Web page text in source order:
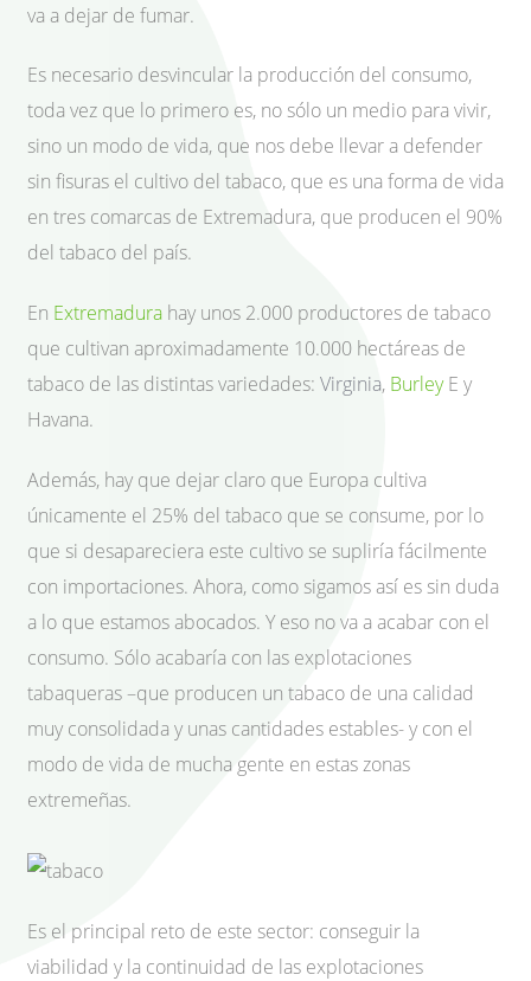
va a dejar de fumar.
Es necesario desvincular la producción del consumo,
toda vez que lo primero es, no sólo un medio para vivir,
sino un modo de vida, que nos debe llevar a defender
sin fisuras el cultivo del tabaco, que es una forma de vida
en tres comarcas de Extremadura, que producen el 90%
del tabaco del país.
En Extremadura hay unos 2.000 productores de tabaco
que cultivan aproximadamente 10.000 hectáreas de
tabaco de las distintas variedades: Virginia, BurleyE y
Havana.
Además, hay que dejar claro que Europa cultiva
únicamente el 25% del tabaco que se consume, por lo
que si desapareciera este cultivo se supliría fácilmente
con importaciones. Ahora, como sigamos así es sin duda
a lo que estamos abocados. Y eso no va a acabar con el
consumo. Sólo acabaría con las explotaciones
tabaqueras –que producen un tabaco de una calidad
muy consolidada y unas cantidades estables- y con el
modo de vida de mucha gente en estas zonas
extremeñas.
Es el principal reto de este sector: conseguir la
viabilidad y la continuidad de las explotaciones